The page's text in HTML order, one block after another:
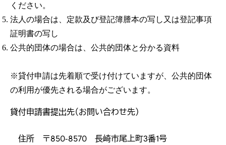
ください。
法人の場合は、定款及び登記簿謄本の写し又は登記事項
証明書の写し
公共的団体の場合は、公共的団体と分かる資料
※貸付申請は先着順で受け付けていますが、公共的団体
の利用が優先される場合がございます。
貸付申請書提出先（お問い合わせ先）
住所 〒850-8570 長崎市尾上町3番1号